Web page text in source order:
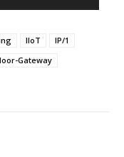
IIoT
IP/1
Gateway